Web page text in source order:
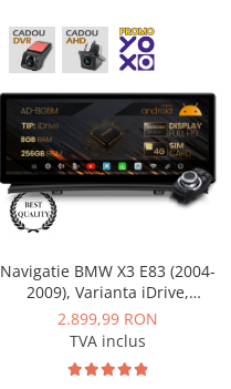
Navigatie BMW X3 E83 (2004-
2009), Varianta iDrive,
Android 13, BM-Octacore /
8GB RAM + 256GB ROM, 12.3"
BGRKITBM003
2.899,99 RON
TVA inclus